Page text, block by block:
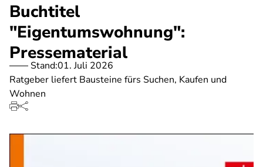
Buchtitel
"Eigentumswohnung":
Pressematerial
Stand:01. Juli 2026
Ratgeber liefert Bausteine fürs Suchen, Kaufen und
Wohnen